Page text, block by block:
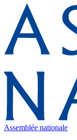
Assemblée nationale